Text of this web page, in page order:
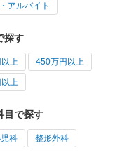
アルバイト
探す
上 450万円以上
上
目で探す
科 整形外科